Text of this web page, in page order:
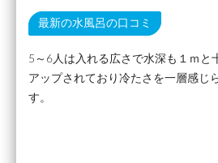
最新の水風呂の口コミ
5～6人は入れる広さで水深も１ｍと
アップされており冷たさを一層感じ
す。